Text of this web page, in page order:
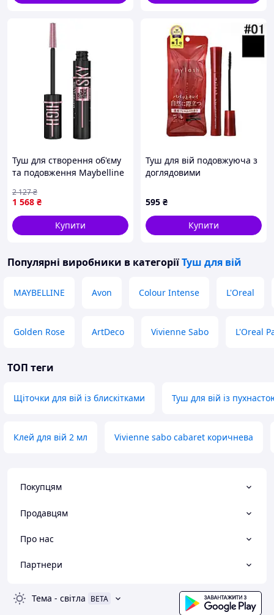
Туш для створення об'єму
та подовження Maybelline
Sky High Cosmic Black (7.2
мл)
1 568 ₴
2 127₴
Купити
Туш для вій подовжуюча з
доглядовими
грам, Opera Mylash, Японія
595 ₴
Купити
Популярні виробники в категоріїТуш для вій
MAYBELLINE Avon Colour Intense L'Oreal
Golden Rose ArtDeco Vivienne Sabo L'Oreal
ТОП теги
Щіточки для вій із блискітками Туш для вій із
Клей для вій 2 мл Vivienne sabo cabaret коричнева
Покупцям
Продавцям
Про нас
Партнери
Тема - світла BETA